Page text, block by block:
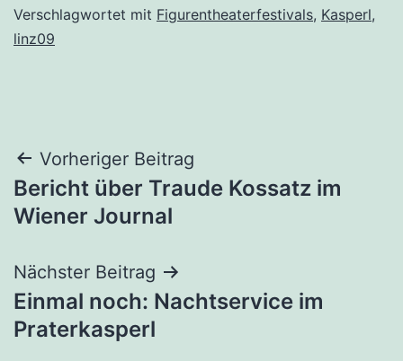
Verschlagwortet mit Figurentheaterfestivals, Kasperl,
linz09
Beitragsnavigation
Vorheriger Beitrag
Bericht über Traude Kossatz im
Wiener Journal
Nächster Beitrag
Einmal noch: Nachtservice im
Praterkasperl